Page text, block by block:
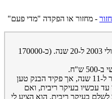
- מחזור או הפקדה "מדי פעם"
לקחתי משכנתא בריבית משתנה ביולי 2003 ל-20 שנה. (כ-170000
ש"ח.
בקשתי למחזר את המשכנתא ולקצר ל-11 שנה, אך פקיד הבנק טען
עכשיו בעיקר ריבית, ואם
בעיקר ריבית. הוא הציע לי